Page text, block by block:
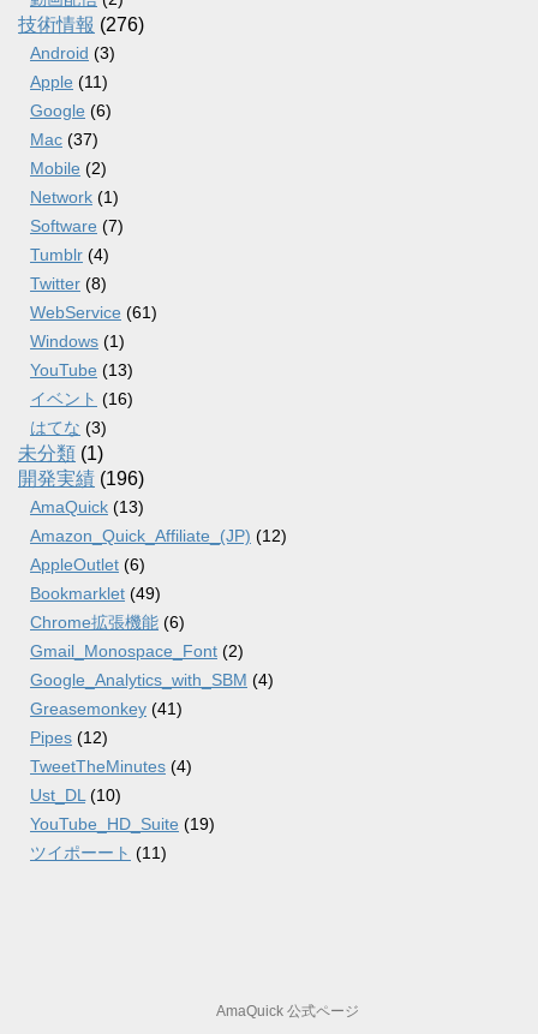
技術情報 (276)
Android (3)
Apple (11)
Google (6)
Mac (37)
Mobile (2)
Network (1)
Software (7)
Tumblr (4)
Twitter (8)
WebService (61)
Windows (1)
YouTube (13)
イベント (16)
はてな (3)
未分類 (1)
開発実績 (196)
AmaQuick (13)
Amazon_Quick_Affiliate_(JP) (12)
AppleOutlet (6)
Bookmarklet (49)
Chrome拡張機能 (6)
Gmail_Monospace_Font (2)
Google_Analytics_with_SBM (4)
Greasemonkey (41)
Pipes (12)
TweetTheMinutes (4)
Ust_DL (10)
YouTube_HD_Suite (19)
ツイポーート (11)
AmaQuick 公式ページ